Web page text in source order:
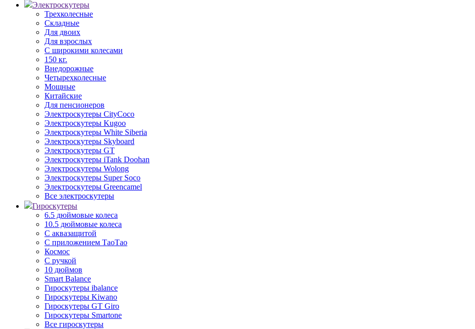
Электроскутеры
Трехколесные
Складные
Для двоих
Для взрослых
С широкими колесами
150 кг.
Внедорожные
Четырехколесные
Мощные
Китайские
Для пенсионеров
Электроскутеры CityCoco
Электроскутеры Kugoo
Электроскутеры White Siberia
Электроскутеры Skyboard
Электроскутеры GT
Электроскутеры iTank Doohan
Электроскутеры Wolong
Электроскутеры Super Soco
Электроскутеры Greencamel
Все электроскутеры
Гироскутеры
6.5 дюймовые колеса
10.5 дюймовые колеса
С аквазащитой
С приложением ТаоТао
Космос
С ручкой
10 дюймов
Smart Balance
Гироскутеры ibalance
Гироскутеры Kiwano
Гироскутеры GT Giro
Гироскутеры Smartone
Все гироскутеры